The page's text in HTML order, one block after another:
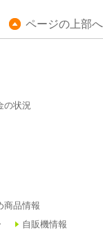
ページの上部へ
の状況
商品情報
自販機情報